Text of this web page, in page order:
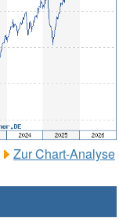
Zur Chart-Analyse